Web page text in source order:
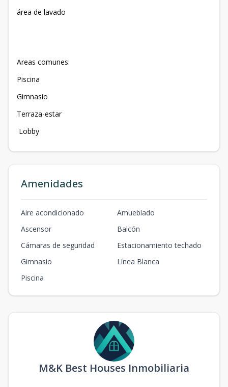
área de lavado
Areas comunes:
Piscina
Gimnasio
Terraza-estar
Lobby
Amenidades
Aire acondicionado
Amueblado
Ascensor
Balcón
Cámaras de seguridad
Estacionamiento techado
Gimnasio
Línea Blanca
Piscina
M&K Best Houses Inmobiliaria